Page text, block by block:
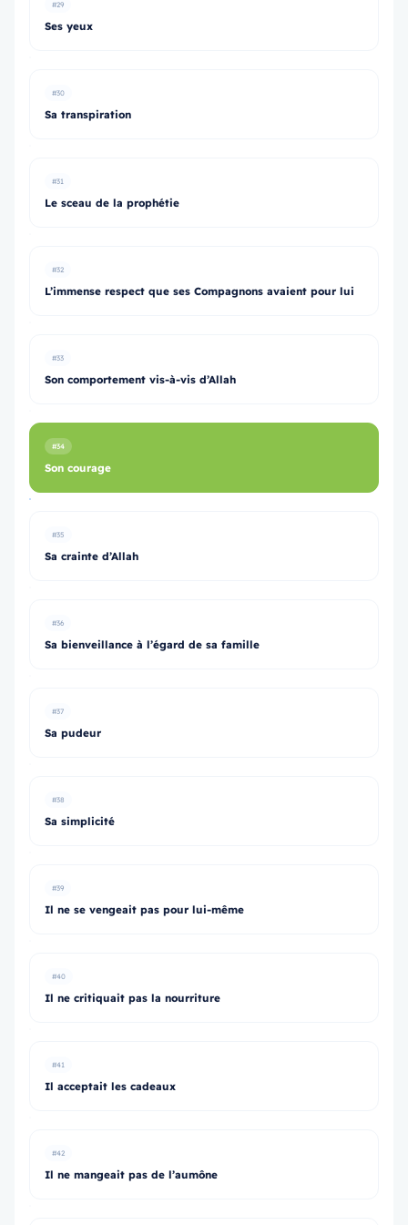
#29
Ses yeux
#30
Sa transpiration
#31
Le sceau de la prophétie
#32
L’immense respect que ses Compagnons avaient pour lui
#33
Son comportement vis-à-vis d’Allah
#34
Son courage
#35
Sa crainte d’Allah
#36
Sa bienveillance à l’égard de sa famille
#37
Sa pudeur
#38
Sa simplicité
#39
Il ne se vengeait pas pour lui-même
#40
Il ne critiquait pas la nourriture
#41
Il acceptait les cadeaux
#42
Il ne mangeait pas de l’aumône